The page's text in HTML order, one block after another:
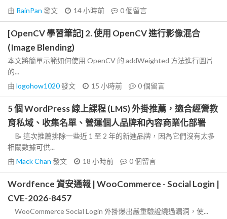
由 RainPan 發文 14 小時前 0個留言
[OpenCV 學習筆記] 2. 使用 OpenCV 進行影像混合
(Image Blending)
本文將簡單示範如何使用 OpenCV 的 addWeighted 方法進行圖片
的...
由 logohow1020發文 15 小時前 0個留言
5 個 WordPress 線上課程 (LMS) 外掛推薦，適合經營教
育私域、收集名單、營運個人品牌和內容商業化部署
📝 這次推薦排除一些近 1 至 2 年的新進品牌，因為它們沒有太多
相關數據可供...
由 Mack Chan 發文 18 小時前 0個留言
Wordfence 資安通報 | WooCommerce - Social Login |
CVE-2026-8457
WooCommerce Social Login 外掛爆出嚴重驗證繞過漏洞，使...